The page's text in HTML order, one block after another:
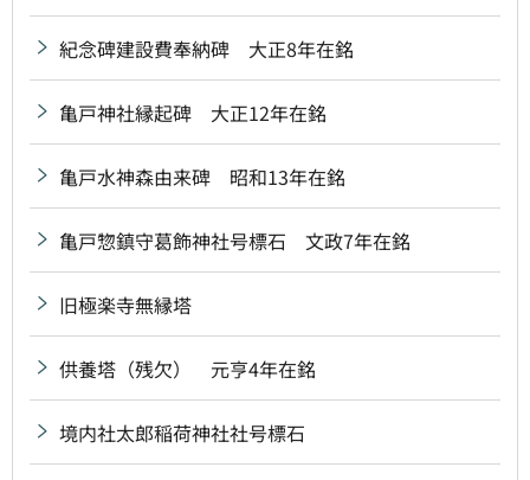
紀念碑建設費奉納碑 大正8年在銘
亀戸神社縁起碑 大正12年在銘
亀戸水神森由来碑 昭和13年在銘
亀戸惣鎮守葛飾神社号標石 文政7年在銘
旧極楽寺無縁塔
供養塔（残欠） 元亨4年在銘
境内社太郎稲荷神社社号標石